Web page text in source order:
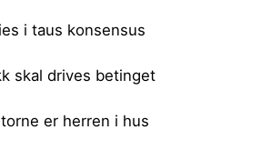
i taus konsensus
skal drives betinget
er herren i hus